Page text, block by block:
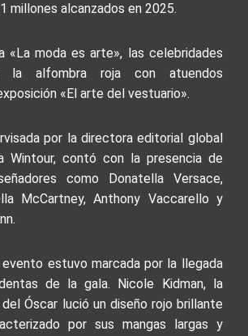
millones alcanzados en 2025.
«La moda es arte», las celebridades
la alfombra roja con atuendos
«El arte del vestuario».
por la directora editorial global
Wintour, contó con la presencia de
como Donatella Versace,
McCartney, Anthony Vaccarello y
estuvo marcada por la llegada
de la gala. Nicole Kidman, la
Óscar lució un diseño rojo brillante
por sus mangas largas y